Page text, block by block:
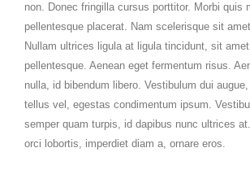
non. Donec fringilla cursus porttitor. Morbi quis
pellentesque placerat. Nam scelerisque sit
Nullam ultrices ligula at ligula tincidunt, sit
pellentesque. Aenean eget fermentum risus.
nulla, id bibendum libero. Vestibulum dui
tellus vel, egestas condimentum ipsum.
semper quam turpis, id dapibus nunc ultrices
orci lobortis, imperdiet diam a, ornare eros.